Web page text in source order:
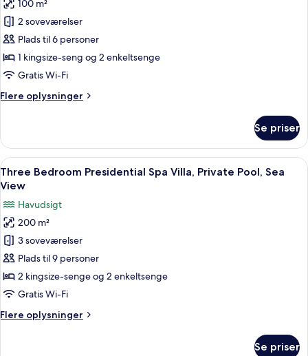
af
Two
Bedroom
Elounda
Pool
with
100 m²
2 soveværelser
Plads til 6 personer
1 kingsize-seng og 2 enkeltsenge
Gratis Wi-Fi
Flere oplysninger
Flere
Bedroom
Elounda
Pool
Villa
Sea
View
Se priser
Indlæs
alle
af
Three
Bedroom
Presidential
Spa
Villa,
Pool,
Poolområde med liggestole og en
14
Three Bedroom Presidential Spa Villa, Private Pool, Sea
View
Havudsigt
200 m²
3 soveværelser
Plads til 9 personer
2 kingsize-senge og 2 enkeltsenge
Gratis Wi-Fi
Flere oplysninger
Flere
Se priser